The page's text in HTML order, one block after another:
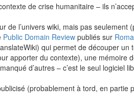
de crise humanitaire – ils
de l’univers wiki, mais pas seulement
Public Domain Reviewpubliés sur
qui permet de découper un
apporter du contexte), une mémoire
d’autres – c’est le seul logiciel
(probablement à tord, en partie